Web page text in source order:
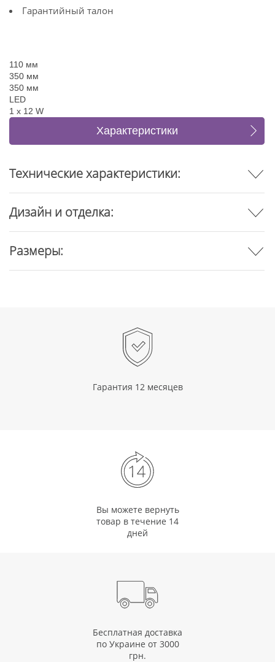
Гарантийный талон
110 мм
350 мм
350 мм
LED
1 x 12 W
Характеристики
Отзывы
Технические характеристики:
Дизайн и отделка:
Размеры:
Гарантия 12 месяцев
Вы можете вернуть
товар в течение 14
дней
Бесплатная доставка
по Украине от 3000
грн.